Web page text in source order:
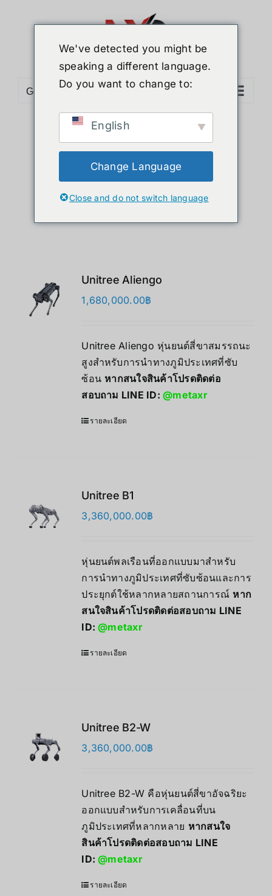
Go to...
Sort byPrice
Show24 Products
Unitree Aliengo
1,680,000.00฿
Unitree Aliengo หุ่นยนต์สี่ขาสมรรถนะ
สูงสำหรับการนำทางภูมิประเทศที่ซับ
ซ้อน หากสนใจสินค้าโปรดติดต่อ
สอบถาม LINE ID:@metaxr
รายละเอียด
Unitree B1
3,360,000.00฿
หุ่นยนต์พลเรือนที่ออกแบบมาสำหรับ
การนำทางภูมิประเทศที่ซับซ้อนและการ
ประยุกต์ใช้หลากหลายสถานการณ์ หาก
สนใจสินค้าโปรดติดต่อสอบถาม LINE
ID:@metaxr
รายละเอียด
Unitree B2-W
3,360,000.00฿
Unitree B2-W คือหุ่นยนต์สี่ขาอัจฉริยะ
ออกแบบสำหรับการเคลื่อนที่บน
ภูมิประเทศที่หลากหลาย หากสนใจ
สินค้าโปรดติดต่อสอบถาม LINE
ID:@metaxr
รายละเอียด
We've detected you might be
speaking a different language.
Do you want to change to:
English
Change Language
Close and do not switch language